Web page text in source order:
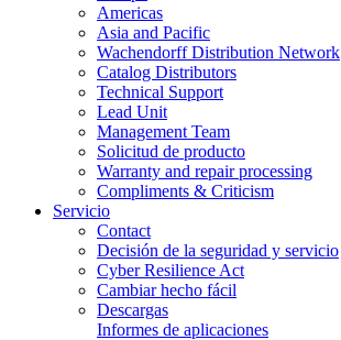
Americas
Asia and Pacific
Wachendorff Distribution Network
Catalog Distributors
Technical Support
Lead Unit
Management Team
Solicitud de producto
Warranty and repair processing
Compliments & Criticism
Servicio
Contact
Decisión de la seguridad y servicio
Cyber Resilience Act
Cambiar hecho fácil
Descargas
Informes de aplicaciones